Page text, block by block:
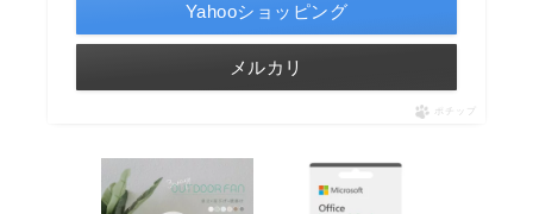
Yahooショッピング
メルカリ
ポチップ